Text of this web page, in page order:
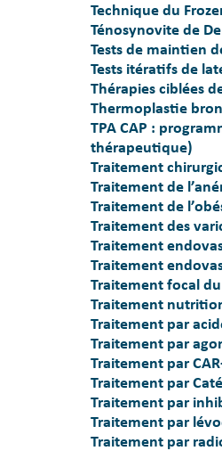
Technique du
Ténosynovite de
Tests de maintien
Tests itératifs de
Thérapies ciblées
Thermoplastie
TPA CAP :
thérapeutique)
Traitement
Traitement de
Traitement de
Traitement des
Traitement
Traitement
Traitement focal
Traitement
Traitement par
Traitement par
Traitement par
Traitement par
Traitement par
Traitement par
Traitement par